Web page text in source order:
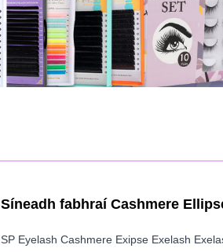
Síneadh fabhraí Cashmere
SP Eyelash Cashmere Exipse Exelash